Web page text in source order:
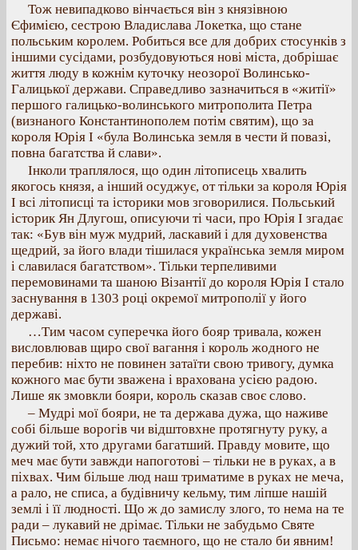
Тож невипадково вінчається він з князівною
Єфимією, сестрою Владислава Локетка, що стане
польським королем. Робиться все для добрих стосунків з
іншими сусідами, розбудовуються нові міста, добрішає
життя люду в кожнім куточку неозорої Волинсько-
Галицької держави. Справедливо зазначиться в «житії»
першого галицько-волинського митрополита Петра
(визнаного Константинополем потім святим), що за
короля Юрія І «була Волинська земля в чести й повазі,
повна багатства й слави».
Інколи траплялося, що один літописець хвалить
якогось князя, а інший осуджує, от тільки за короля Юрія
І всі літописці та історики мов зговорилися. Польський
історик Ян Длугош, описуючи ті часи, про Юрія І згадає
так: «Був він муж мудрий, ласкавий і для духовенства
щедрий, за його влади тішилася українська земля миром
і славилася багатством». Тільки терпеливими
перемовинами та шаною Візантії до короля Юрія І стало
заснування в 1303 році окремої митрополії у його
державі.
…Тим часом суперечка його бояр тривала, кожен
висловлював щиро свої вагання і король жодного не
перебив: ніхто не повинен затаїти свою тривогу, думка
кожного має бути зважена і врахована усією радою.
Лише як змовкли бояри, король сказав своє слово.
– Мудрі мої бояри, не та держава дужа, що наживе
собі більше ворогів чи відштовхне протягнуту руку, а
дужий той, хто другами багатший. Правду мовите, що
меч має бути завжди напоготові – тільки не в руках, а в
піхвах. Чим більше люд наш триматиме в руках не меча,
а рало, не списа, а будівничу кельму, тим ліпше нашій
землі і її людності. Що ж до замислу злого, то нема на те
ради – лукавий не дрімає. Тільки не забудьмо Святе
Письмо: немає нічого таємного, що не стало би явним!